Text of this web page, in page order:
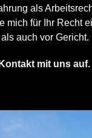
als
mich für Ihr Recht
auch vor Gericht.
mit uns auf.